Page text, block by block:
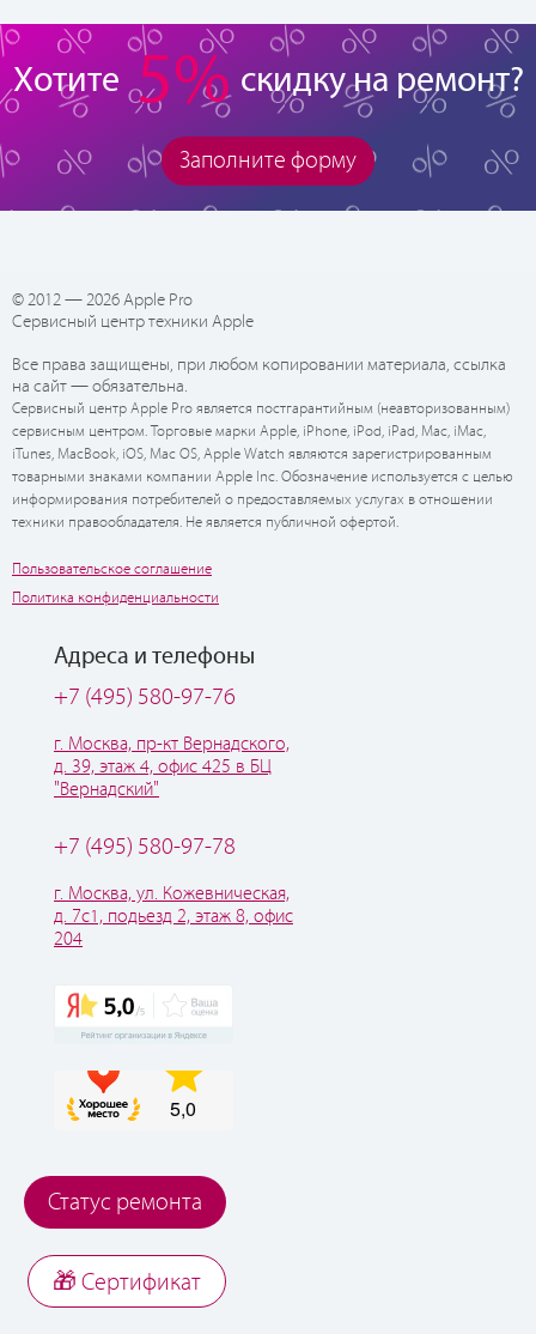
Хотите 5% скидку на ремонт?
Заполните форму
© 2012 — 2026 Apple Pro
Сервисный центр техники Apple
Все права защищены, при любом копировании материала, ссылка
на сайт — обязательна.
Сервисный центр Apple Pro является постгарантийным (неавторизованным)
сервисным центром. Торговые марки Apple, iPhone, iPod, iPad, Mac, iMac,
iTunes, MacBook, iOS, Mac OS, Apple Watch являются зарегистрированным
товарными знаками компании Apple Inc. Обозначение используется с целью
информирования потребителей о предоставляемых услугах в отношении
техники правообладателя. Не является публичной офертой.
Пользовательское соглашение
Политика конфиденциальности
Адреса и телефоны
+7 (495) 580-97-76
г. Москва, пр-кт Вернадского,
д. 39, этаж 4, офис 425 в БЦ
"Вернадский"
+7 (495) 580-97-78
г. Москва, ул. Кожевническая,
д. 7с1, подьезд 2, этаж 8, офис
204
Статус ремонта
🎁 Cертификат